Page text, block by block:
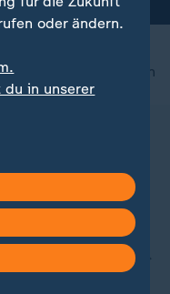
nach oben
oder ändern.
in unserer